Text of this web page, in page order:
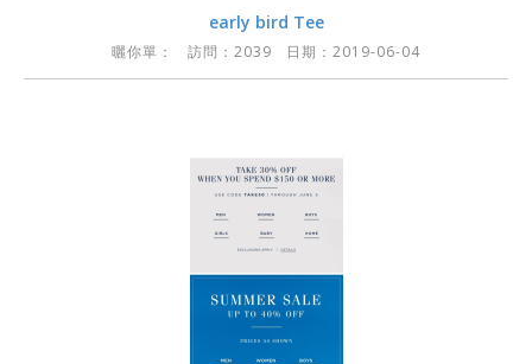
early bird Tee
曬你單： 訪問：2039 日期：2019-06-04